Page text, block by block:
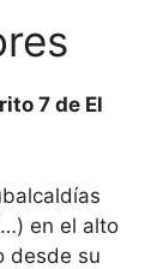
7 de El
en el alto
desde su